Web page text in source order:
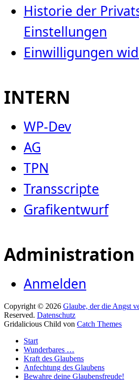
Historie der
Einstellungen
Einwilligungen
INTERN
WP-Dev
AG
TPN
Transscripte
Grafikentwurf
Administration
Anmelden
Copyright © 2026 Glaube, der die Angst
Reserved. Datenschutz
Gridalicious Child von Catch Themes
oben
scrollen
Start
Wunderbares …
Kraft des Glaubens
Anfechtung des Glaubens
Bewahre deine Glaubensfreude!